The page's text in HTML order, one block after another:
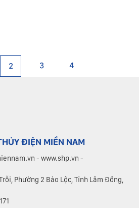
2 3 4
ĐIỆN MIỀN NAM
- www.shp.vn -
Phường 2 Bảo Lộc, Tỉnh Lâm Đồng,